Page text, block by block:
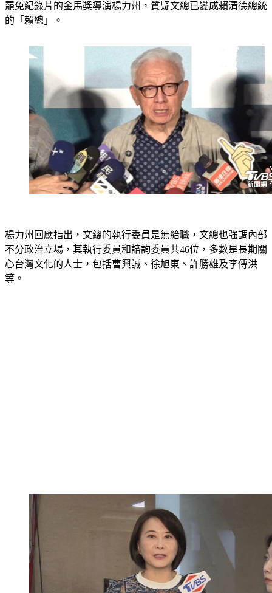
（文總）的執行委員，包括罷免運動的精神領袖曹興誠和拍攝
罷免紀錄片的金馬獎導演楊力州，質疑文總已變成賴清德總統
楊力州回應指出，文總的執行委員是無給職，文總也強調內部
不分政治立場，其執行委員和諮詢委員共46位，多數是長期關
心台灣文化的人士，包括曹興誠、徐旭東、許勝雄及李傳洪